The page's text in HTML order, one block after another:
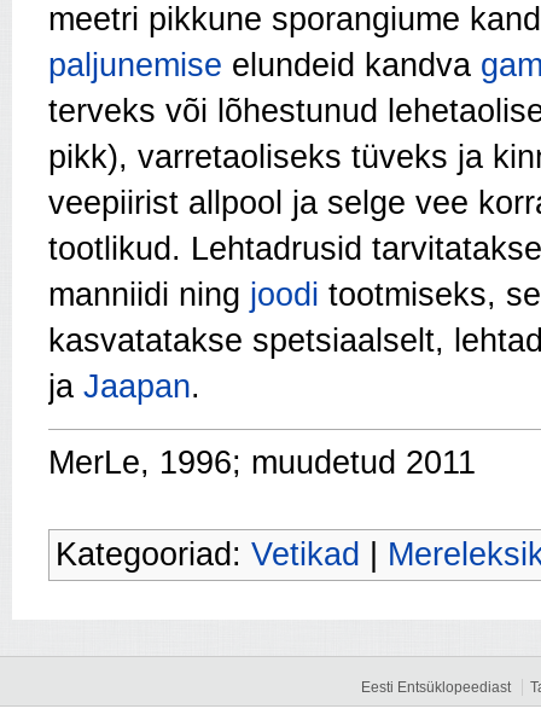
meetri pikkune sporangiume
paljunemise elundeid kandva
terveks või lõhestunud
pikk), varretaoliseks tüveks ja
veepiirist allpool ja selge vee
tootlikud. Lehtadrusid
manniidi ning joodi tootmiseks,
kasvatatakse spetsiaalselt,
ja Jaapan.
MerLe, 1996; muudetud 2011
Kategooriad: Vetikad
Eesti Entsüklopeediast